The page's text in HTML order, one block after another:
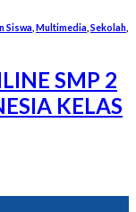
Siswa Multimedia Sekolah
SMP 2
KELAS